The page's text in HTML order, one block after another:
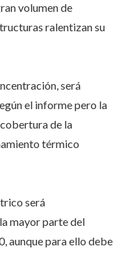
volumen de
ralentizan su
será
el informe pero la
de la
térmico
será
mayor parte del
aunque para ello debe